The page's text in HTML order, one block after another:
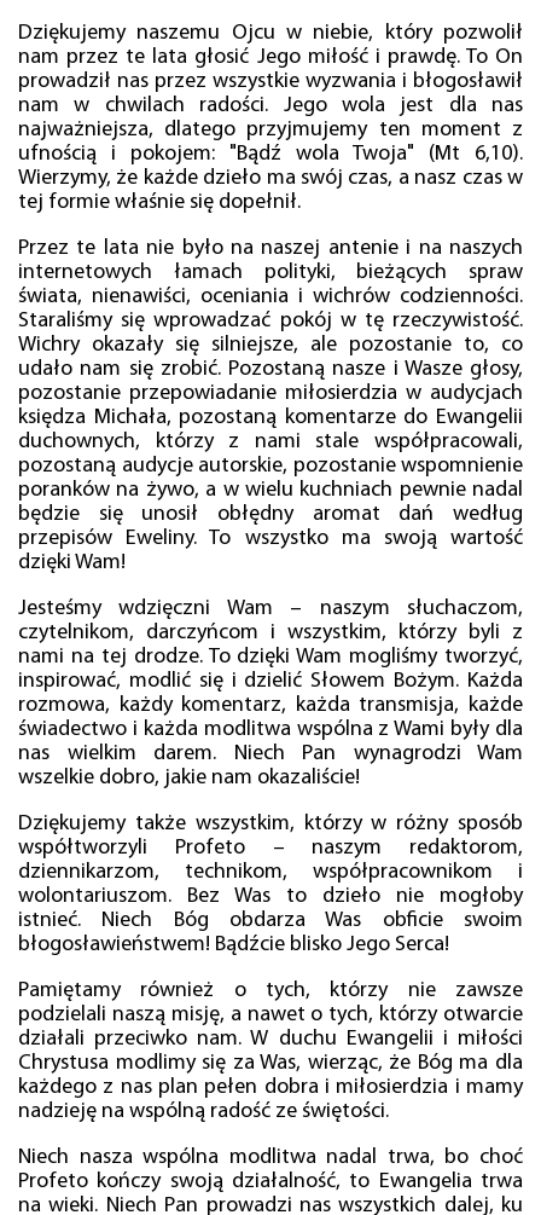
Dziękujemy naszemu Ojcu w niebie, który pozwolił
nam przez te lata głosić Jego miłość i prawdę. To On
prowadził nas przez wszystkie wyzwania i błogosławił
nam w chwilach radości. Jego wola jest dla nas
najważniejsza, dlatego przyjmujemy ten moment z
ufnością i pokojem: "Bądź wola Twoja" (Mt 6,10).
Wierzymy, że każde dzieło ma swój czas, a nasz czas w
tej formie właśnie się dopełnił.
Przez te lata nie było na naszej antenie i na naszych
internetowych łamach polityki, bieżących spraw
świata, nienawiści, oceniania i wichrów codzienności.
Staraliśmy się wprowadzać pokój w tę rzeczywistość.
Wichry okazały się silniejsze, ale pozostanie to, co
udało nam się zrobić. Pozostaną nasze i Wasze głosy,
pozostanie przepowiadanie miłosierdzia w audycjach
księdza Michała, pozostaną komentarze do Ewangelii
duchownych, którzy z nami stale współpracowali,
pozostaną audycje autorskie, pozostanie wspomnienie
poranków na żywo, a w wielu kuchniach pewnie nadal
będzie się unosił obłędny aromat dań według
przepisów Eweliny. To wszystko ma swoją wartość
dzięki Wam!
Jesteśmy wdzięczni Wam – naszym słuchaczom,
czytelnikom, darczyńcom i wszystkim, którzy byli z
nami na tej drodze. To dzięki Wam mogliśmy tworzyć,
inspirować, modlić się i dzielić Słowem Bożym. Każda
rozmowa, każdy komentarz, każda transmisja, każde
świadectwo i każda modlitwa wspólna z Wami były dla
nas wielkim darem. Niech Pan wynagrodzi Wam
wszelkie dobro, jakie nam okazaliście!
Dziękujemy także wszystkim, którzy w różny sposób
współtworzyli Profeto – naszym redaktorom,
dziennikarzom, technikom, współpracownikom i
wolontariuszom. Bez Was to dzieło nie mogłoby
istnieć. Niech Bóg obdarza Was obficie swoim
błogosławieństwem! Bądźcie blisko Jego Serca!
Pamiętamy również o tych, którzy nie zawsze
podzielali naszą misję, a nawet o tych, którzy otwarcie
działali przeciwko nam. W duchu Ewangelii i miłości
Chrystusa modlimy się za Was, wierząc, że Bóg ma dla
każdego z nas plan pełen dobra i miłosierdzia i mamy
nadzieję na wspólną radość ze świętości.
Niech nasza wspólna modlitwa nadal trwa, bo choć
Profeto kończy swoją działalność, to Ewangelia trwa
na wieki. Niech Pan prowadzi nas wszystkich dalej, ku